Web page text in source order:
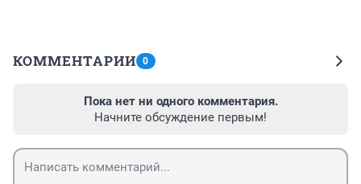
КОММЕНТАРИИ 0
Пока нет ни одного комментария.
Начните обсуждение первым!